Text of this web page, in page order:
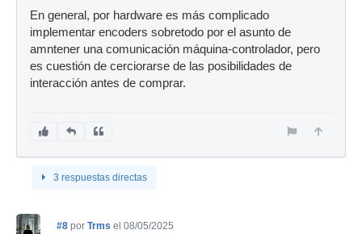
En general, por hardware es más complicado
implementar encoders sobretodo por el asunto de
amntener una comunicación máquina-controlador, pero
es cuestión de cerciorarse de las posibilidades de
interacción antes de comprar.
3 respuestas directas
#8 por Trms el 08/05/2025